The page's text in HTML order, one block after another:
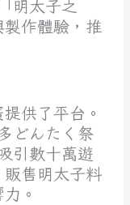
明太子之
製作體驗，推
供了平台。
どんたく祭
引數十萬遊
售明太子料
。